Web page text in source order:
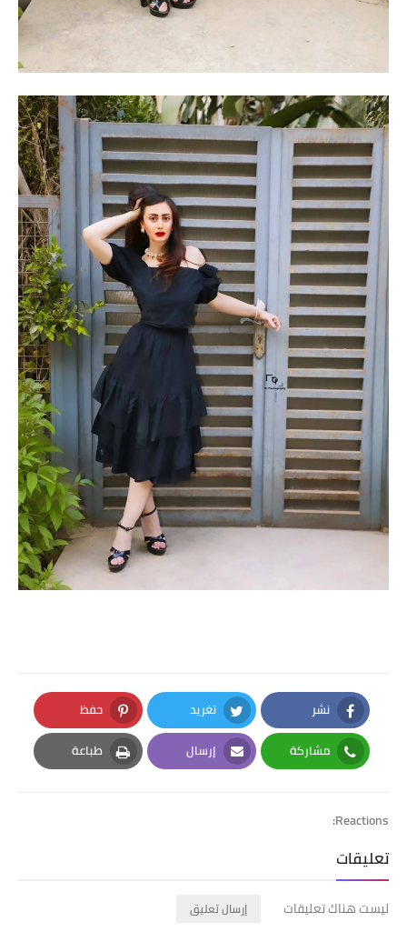
نشر
Facebook
تغريد
Twitter
حفظ
Pinterest
مشاركة
Whatsapp
إرسال
Email
طباعة
Print
Reactions:
تعليقات
ليست هناك تعليقات إرسال تعليق